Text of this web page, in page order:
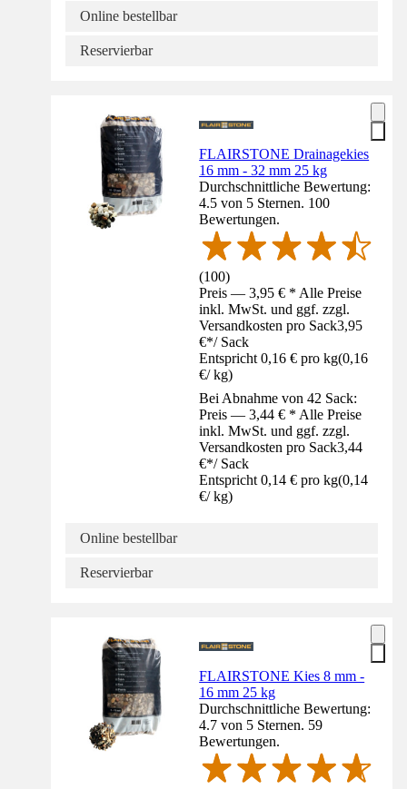
Online bestellbar
Reservierbar
FLAIRSTONE Drainagekies
16 mm - 32 mm 25 kg
Durchschnittliche Bewertung:
4.5 von 5 Sternen. 100
Bewertungen.
(100)
Preis — 3,95 € * Alle Preise
inkl. MwSt. und ggf. zzgl.
Versandkosten pro Sack3,95
€*/ Sack
Entspricht 0,16 € pro kg(0,16
€/ kg)
Bei Abnahme von 42 Sack:
Preis — 3,44 € * Alle Preise
inkl. MwSt. und ggf. zzgl.
Versandkosten pro Sack3,44
€*/ Sack
Entspricht 0,14 € pro kg(0,14
€/ kg)
Online bestellbar
Reservierbar
FLAIRSTONE Kies 8 mm -
16 mm 25 kg
Durchschnittliche Bewertung:
4.7 von 5 Sternen. 59
Bewertungen.